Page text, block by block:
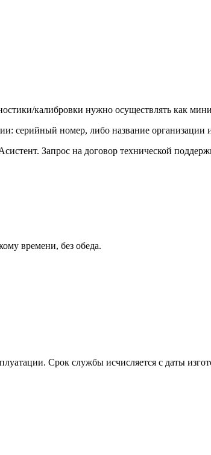
калибровки нужно осуществлять как
серийный номер, либо название организации
Запрос на договор технической
времени, без обеда.
Срок службы исчисляется с даты